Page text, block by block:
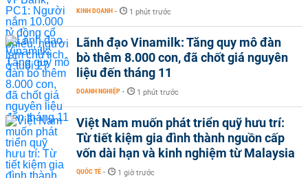
KINH DOANH - 1 phút trước
Lãnh đạo Vinamilk: Tăng quy mô đàn
bò thêm 8.000 con, đã chốt giá nguyên
liệu đến tháng 11
DOANH NGHIỆP - 1 phút trước
Việt Nam muốn phát triển quỹ hưu trí:
Từ tiết kiệm gia đình thành nguồn cấp
vốn dài hạn và kinh nghiệm từ Malaysia
QUỐC TẾ - 1 giờ trước